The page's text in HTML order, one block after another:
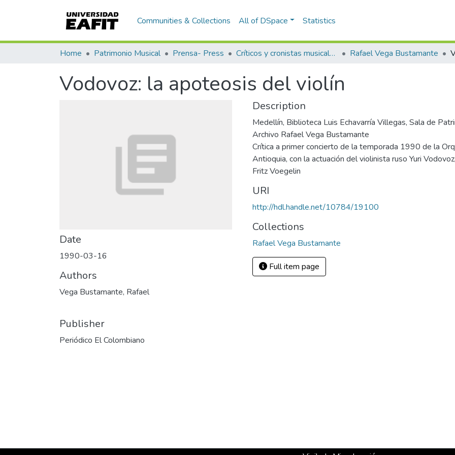
Communities & Collections All of DSpace Statistics
Home Patrimonio Musical Prensa- Press Críticos y cronistas musicales Rafael Vega Bustamante
Vodovoz: la apoteosis del violín
Date
1990-03-16
Authors
Vega Bustamante, Rafael
Publisher
Periódico El Colombiano
Description
Medellín, Biblioteca Luis Echavarría Villegas, Sala de
Archivo Rafael Vega Bustamante
Crítica a primer concierto de la temporada 1990 de la
Antioquia, con la actuación del violinista ruso Yuri
Fritz Voegelin
URI
http://hdl.handle.net/10784/19100
Collections
Rafael Vega Bustamante
Full item page